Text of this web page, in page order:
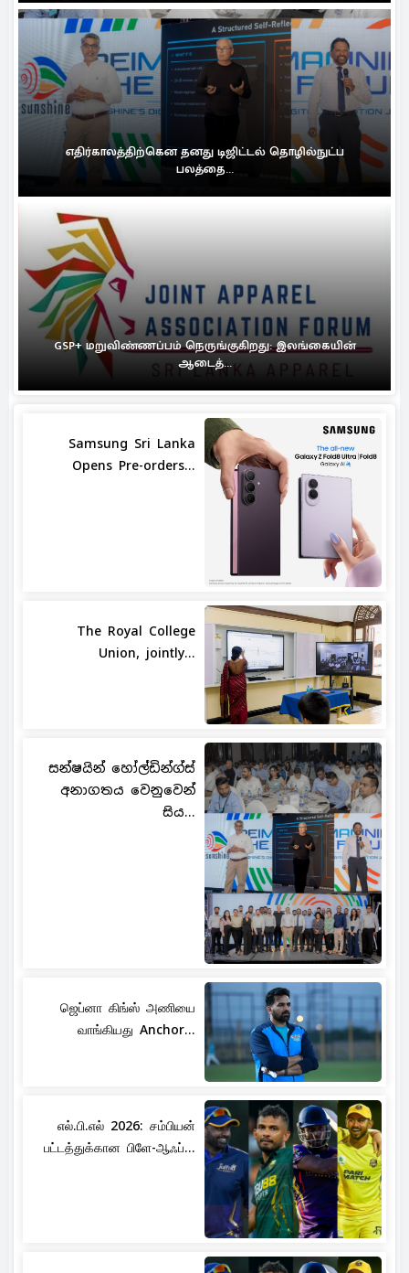
எதிர்காலத்திற்கென தனது டிஜிட்டல் தொழில்நுட்ப
பலத்தை...
GSP+ மறுவிண்ணப்பம் நெருங்குகிறது: இலங்கையின்
ஆடைத்...
Samsung Sri Lanka
Opens Pre-orders...
The Royal College
Union, jointly...
සන්ෂයින් හෝල්ඩින්ග්ස්
අනාගතය වෙනුවෙන්
සිය...
ஜெப்னா கிங்ஸ் அணியை
வாங்கியது Anchor...
எல்.பி.எல் 2026: சம்பியன்
பட்டத்துக்கான பிளே-ஆஃப்...